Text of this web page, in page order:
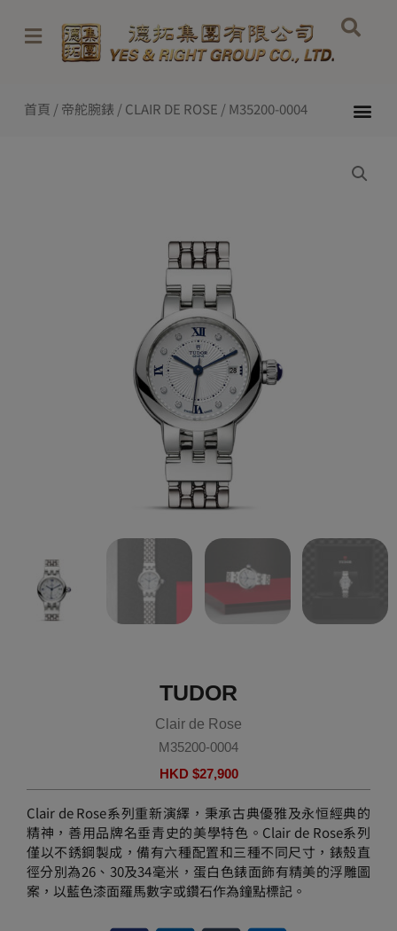
content
首頁 /帝舵腕錶 /CLAIR DE ROSE / M35200-0004
TUDOR
Clair de Rose
M35200-0004
HKD $27,900
Clair de Rose系列重新演繹，秉承古典優雅及永恒經典的
精神，善用品牌名垂青史的美學特色。Clair de Rose系列
僅以不銹鋼製成，備有六種配置和三種不同尺寸，錶殼直
徑分別為26、30及34毫米，蛋白色錶面飾有精美的浮雕圖
案，以藍色漆面羅馬數字或鑽石作為鐘點標記。